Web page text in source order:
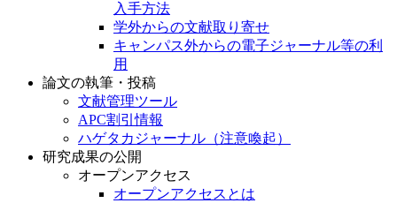
入手方法
学外からの文献取り寄せ
キャンパス外からの電子ジャーナル等の利
用
論文の執筆・投稿
文献管理ツール
APC割引情報
ハゲタカジャーナル（注意喚起）
研究成果の公開
オープンアクセス
オープンアクセスとは